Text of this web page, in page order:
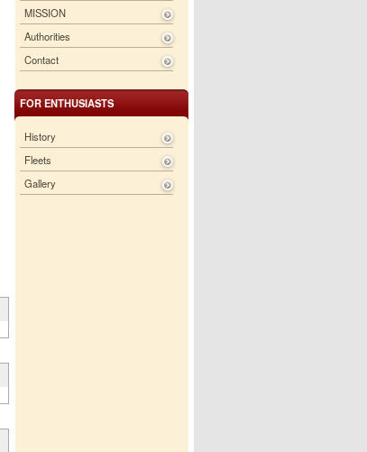
MISSION
Authorities
Contact
FOR ENTHUSIASTS
History
Fleets
Gallery